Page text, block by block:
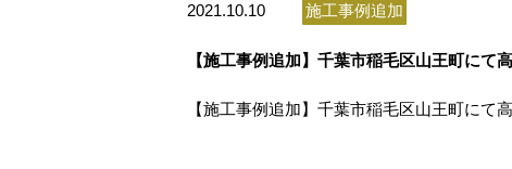
2021.10.10 施工事例追加
【施工事例追加】千葉市稲毛区山王町に
【施工事例追加】千葉市稲毛区山王町にて